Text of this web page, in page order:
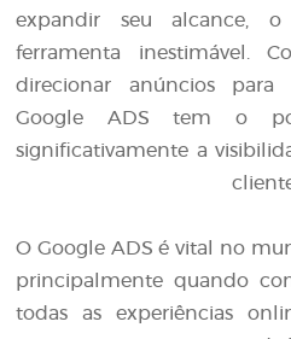
expandir seu alcance,
ferramenta inestimável.
direcionar anúncios para
Google ADS tem o
significativamente a
O Google ADS é vital no
principalmente quando
todas as experiências